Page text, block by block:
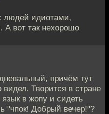
людей идиотами,
А вот так нехорошо
причём тут
видел. Творится в стране
в жопу и сидеть
"чпок! Добрый вечер!"?